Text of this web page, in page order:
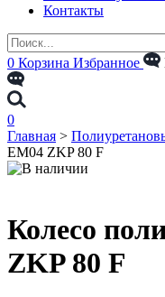
Контакты
0 Корзина Избранное
0
Главная >
EM04 ZKP 80 F
Колесо
ZKP 80 F